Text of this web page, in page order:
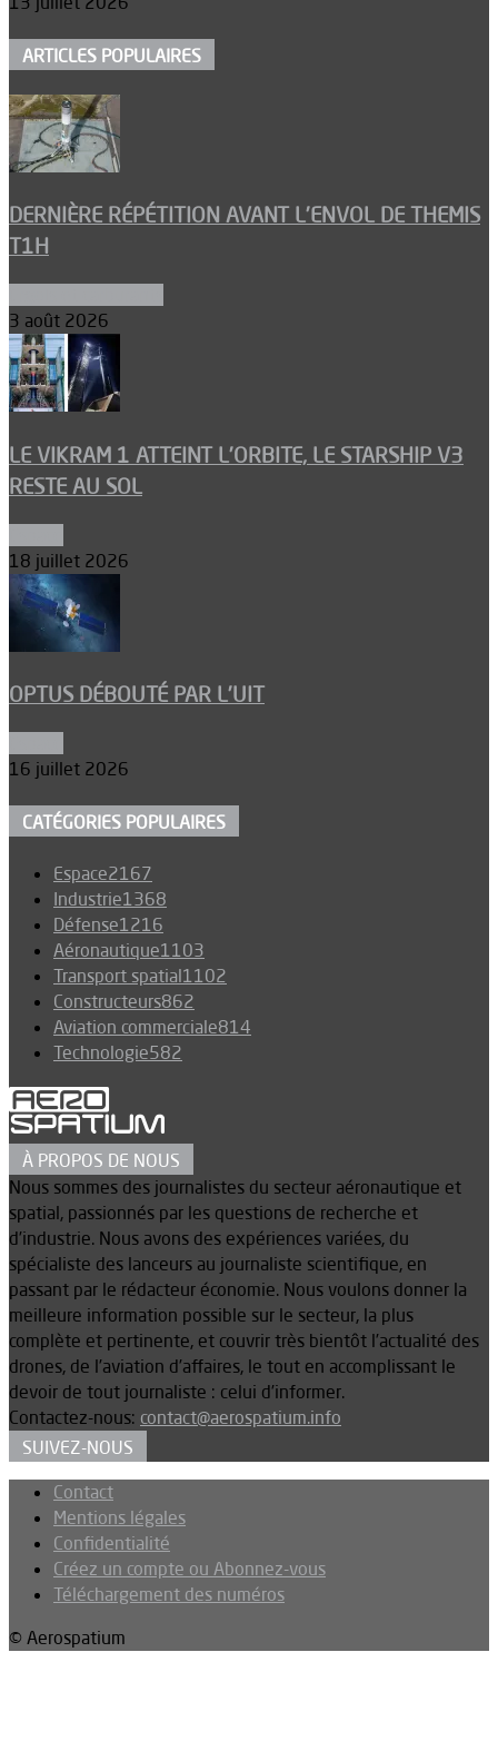
ARTICLES POPULAIRES
DERNIÈRE RÉPÉTITION AVANT L’ENVOL DE THEMIS
T1H
3 août 2026
LE VIKRAM 1 ATTEINT L’ORBITE, LE STARSHIP V3
RESTE AU SOL
18 juillet 2026
OPTUS DÉBOUTÉ PAR L’UIT
16 juillet 2026
CATÉGORIES POPULAIRES
Espace2167
Industrie1368
Défense1216
Aéronautique1103
Transport spatial1102
Constructeurs862
Aviation commerciale814
Technologie582
À PROPOS DE NOUS
Nous sommes des journalistes du secteur aéronautique et
spatial, passionnés par les questions de recherche et
d’industrie. Nous avons des expériences variées, du
spécialiste des lanceurs au journaliste scientifique, en
passant par le rédacteur économie. Nous voulons donner la
meilleure information possible sur le secteur, la plus
complète et pertinente, et couvrir très bientôt l’actualité des
drones, de l’aviation d’affaires, le tout en accomplissant le
devoir de tout journaliste : celui d’informer.
Contactez-nous: contact@aerospatium.info
SUIVEZ-NOUS
Contact
Mentions légales
Confidentialité
Créez un compte ou Abonnez-vous
Téléchargement des numéros
© Aerospatium